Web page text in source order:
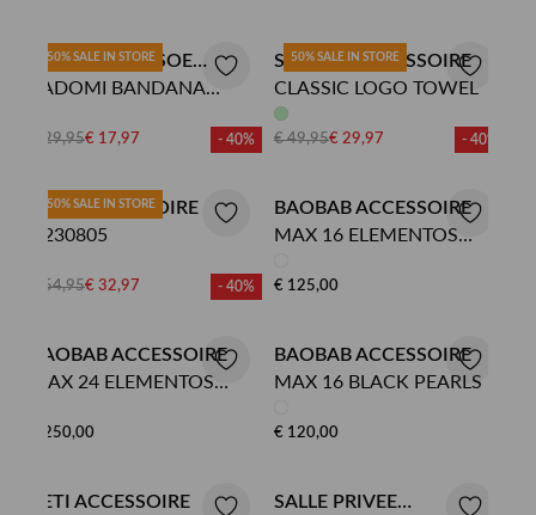
50% SALE IN STORE
SAMSOE SAMSOE
ACCESSOIRE
SADOMI BANDANA
€ 29,95€ 17,97 - 40%
50% SALE IN STORE
SUNDEK ACCESSOIRE
CLASSIC LOGO TOWEL
€ 49,95€ 29,97 - 40%
50% SALE IN STORE
OLAF ACCESSOIRE
A230805
€ 54,95€ 32,97 - 40%
BAOBAB ACCESSOIRE
MAX 16 ELEMENTOS
€ 125,00
BAOBAB ACCESSOIRE
MAX 24 ELEMENTOS
€ 250,00
BAOBAB ACCESSOIRE
MAX 16 BLACK PEARLS
€ 120,00
YETI ACCESSOIRE
SALLE PRIVEE